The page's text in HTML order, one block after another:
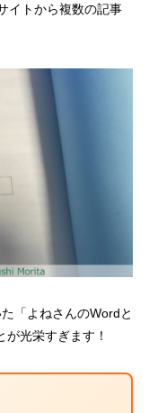
イトから複数の記事
「よねさんのWordと
光栄すぎます！